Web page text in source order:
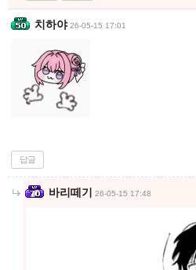
치하야 26-05-15 17:01
답글
바리떼기 26-05-15 17:48